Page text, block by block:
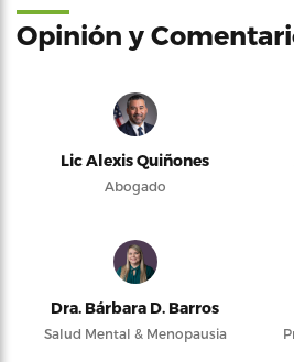
Opinión y
Lic Alexis Quiñones
Abogado
Dra. Bárbara D. Barros
Salud Mental & Menopausia